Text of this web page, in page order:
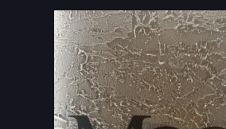
c
e
b
o
o
e